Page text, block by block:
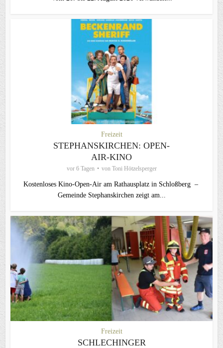
Freizeit
STEPHANSKIRCHEN: OPEN-
AIR-KINO
vor 6 Tagen von Toni Hötzelsperger
Kostenloses Kino-Open-Air am Rathausplatz in Schloßberg –
Gemeinde Stephanskirchen zeigt am...
Freizeit
SCHLECHINGER